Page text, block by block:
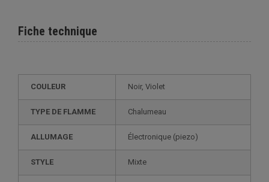
Fiche technique
COULEUR Noir, Violet
TYPE DE FLAMME Chalumeau
ALLUMAGE électronique (piezo)
STYLE mixte